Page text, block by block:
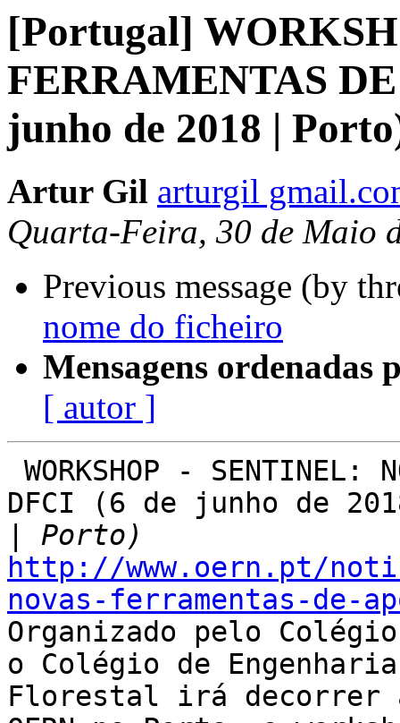
[Portugal]
FERRAMENTAS
junho de 2018 |
Artur Gil arturgil
Quarta-Feira, 30 de Maio
Previous message (by
nome do ficheiro
Mensagens ordenadas
[ autor ]
DFCI (6 de junho de
http://www.oern.pt/
novas-ferramentas-de-
Organizado pelo
o Colégio de Engenharia
Florestal irá decorrer